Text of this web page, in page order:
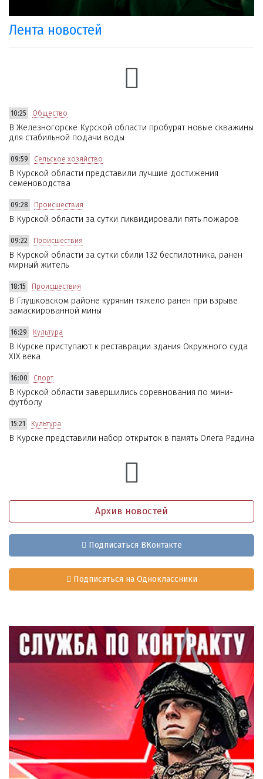
Лента новостей
10:25 Общество
В Железногорске Курской области пробурят новые скважины
для стабильной подачи воды
09:59 Сельское хозяйство
В Курской области представили лучшие достижения
семеноводства
09:28 Происшествия
В Курской области за сутки ликвидировали пять пожаров
09:22 Происшествия
В Курской области за сутки сбили 132 беспилотника, ранен
мирный житель
18:15 Происшествия
В Глушковском районе курянин тяжело ранен при взрыве
замаскированной мины
16:29 Культура
В Курске приступают к реставрации здания Окружного суда
XIX века
16:00 Спорт
В Курской области завершились соревнования по мини-
футболу
15:21 Культура
В Курске представили набор открыток в память Олега Радина
Архив новостей
Подписаться ВКонтакте
Подписаться на Одноклассники